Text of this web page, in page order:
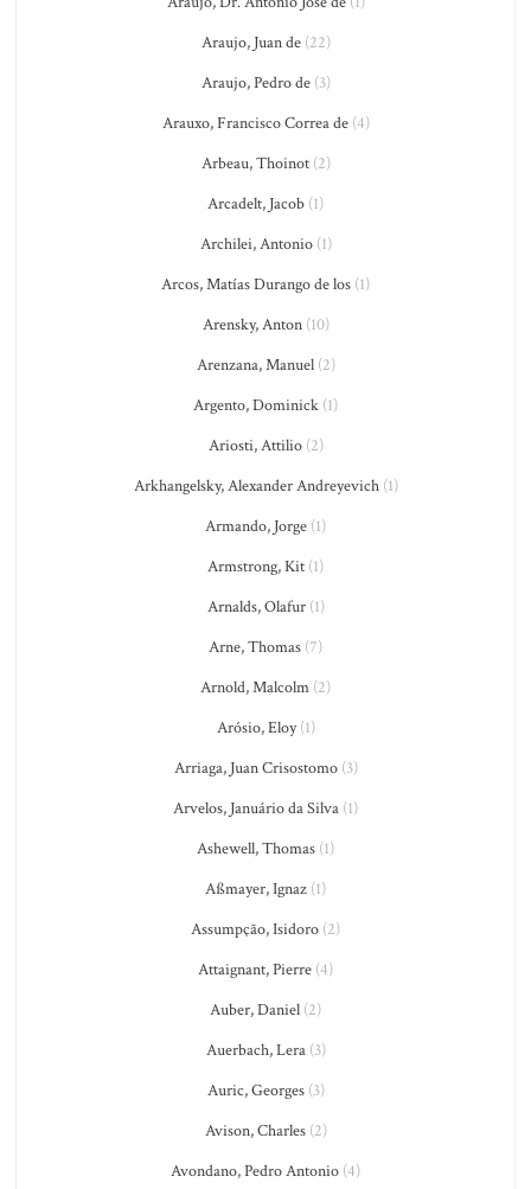
Araujo, Juan de(22)
Araujo, Pedro de(3)
Arauxo, Francisco Correa de(4)
Arbeau, Thoinot(2)
Arcadelt, Jacob (1)
Archilei, Antonio(1)
Arcos, Matías Durango de los (1)
Arensky, Anton(10)
Arenzana, Manuel(2)
Argento, Dominick (1)
Ariosti, Attilio(2)
Arkhangelsky, Alexander Andreyevich(1)
Armando, Jorge (1)
Armstrong, Kit (1)
Arnalds, Olafur(1)
Arne, Thomas (7)
Arnold, Malcolm (2)
Arósio, Eloy(1)
Arriaga, Juan Crisostomo(3)
Arvelos, Januário da Silva (1)
Ashewell, Thomas (1)
Aßmayer, Ignaz (1)
Assumpção, Isidoro (2)
Attaignant, Pierre (4)
Auber, Daniel (2)
Auerbach, Lera(3)
Auric, Georges(3)
Avison, Charles(2)
Avondano, Pedro Antonio (4)